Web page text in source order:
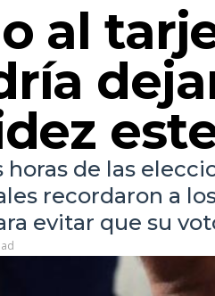
al
horas de las
recordaron a
evitar que su